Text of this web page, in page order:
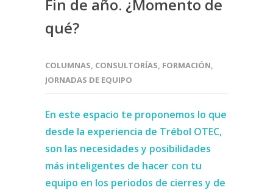
Fin de año. ¿Momento de
qué?
COLUMNAS, CONSULTORÍAS, FORMACIÓN,
JORNADAS DE EQUIPO
En este espacio te proponemos lo que
desde la experiencia de Trébol OTEC,
son las necesidades y posibilidades
más inteligentes de hacer con tu
equipo en los periodos de cierres y de